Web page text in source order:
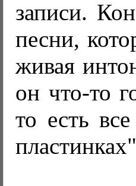
записи.
песни,
живая
он что-то
то есть